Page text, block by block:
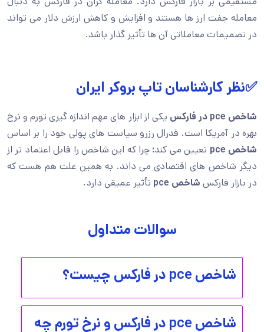
معامله جفت ارز ها هستند و افزایش و کاهش ارزش دلار می تواند
در تصمیمات معاملاتی آن ها تأثیر گذار باشد.
✅نظر کارشناسان تاپ بروکر ایران
شاخص pce در فارکس یکی از ابزار های مهم اندازه گیری تورم و نرخ
بهره در آمریکا است. فدرال رزرو سیاست های پولی خود را بر اساس
شاخص pce تعیین می کند؛ چرا که این شاخص را قابل اعتماد تر از
دیگر شاخص های اقتصادی می داند. به همین علت هم هست که
در بازار فارکس شاخص pce تأثیر عمیقی دارد.
سوالات متداول
شاخص pce در فارکس چیست؟
شاخص pce در فارکس و نرخ تورم چه